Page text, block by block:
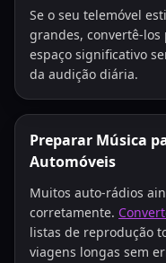
Se o seu telemóvel
grandes, convertê-
espaço significativo
da audição diária.
Preparar Música
Automóveis
Muitos auto-rádios
corretamente.
listas de reprodução
viagens longas sem